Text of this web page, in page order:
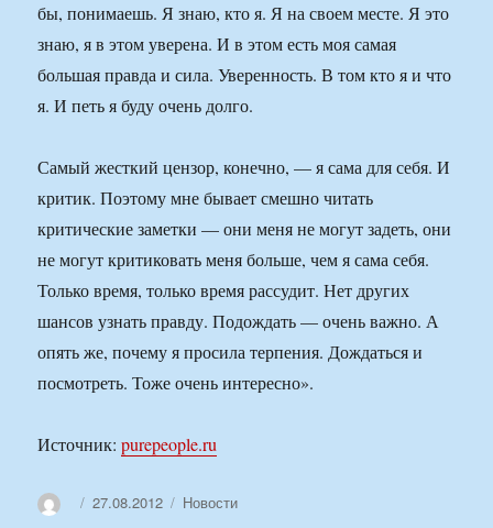
бы, понимаешь. Я знаю, кто я. Я на своем месте. Я это
знаю, я в этом уверена. И в этом есть моя самая
большая правда и сила. Уверенность. В том кто я и что
я. И петь я буду очень долго.
Самый жесткий цензор, конечно, — я сама для себя. И
критик. Поэтому мне бывает смешно читать
критические заметки — они меня не могут задеть, они
не могут критиковать меня больше, чем я сама себя.
Только время, только время рассудит. Нет других
шансов узнать правду. Подождать — очень важно. А
опять же, почему я просила терпения. Дождаться и
посмотреть. Тоже очень интересно».
Источник:purepeople.ru
АвторОпубликовано
27.08.2012 Рубрики
Новости